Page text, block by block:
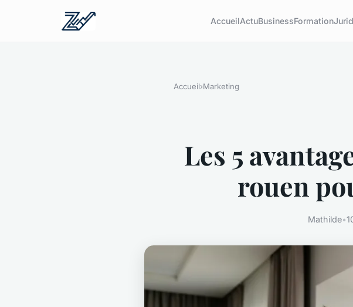
AccueilActuBusinessFormation
Accueil›Marketing
Les 5
rouen
Mathilde•